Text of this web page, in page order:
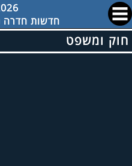
חדשות חדרה
חוק ומשפט